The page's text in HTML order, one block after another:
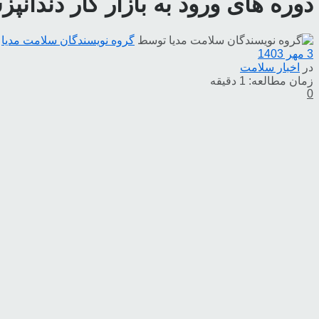
توسط گروه نویسندگان سلامت مدیا
3 مهر 1403
در
اخبار سلامت
زمان مطالعه: 1 دقیقه
0